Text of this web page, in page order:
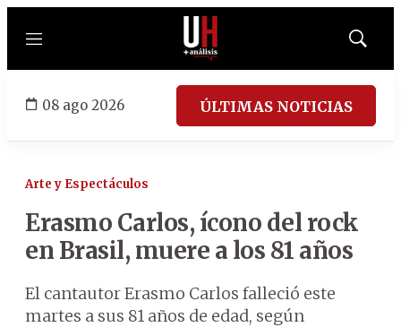
Menú
Mostrar
08 ago 2026 ÚLTIMAS NOTICIAS
Arte y Espectáculos
Erasmo Carlos, ícono del rock
en Brasil, muere a los 81 años
El cantautor Erasmo Carlos falleció este
martes a sus 81 años de edad, según